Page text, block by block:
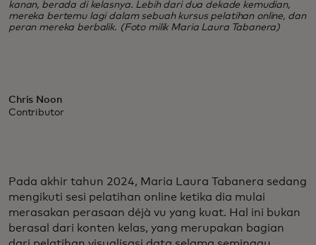
kanan, berada di kelasnya. Lebih dari dua dekade kemudian,
mereka bertemu lagi dalam sebuah kursus pelatihan online, dan
peran mereka berbalik. (Foto milik Maria Laura Tabanera)
Chris Noon
Contributor
Pada akhir tahun 2024, Maria Laura Tabanera sedang
mengikuti sesi pelatihan online ketika dia mulai
merasakan perasaan déjà vu yang kuat. Hal ini bukan
berasal dari konten kelas, yang merupakan bagian